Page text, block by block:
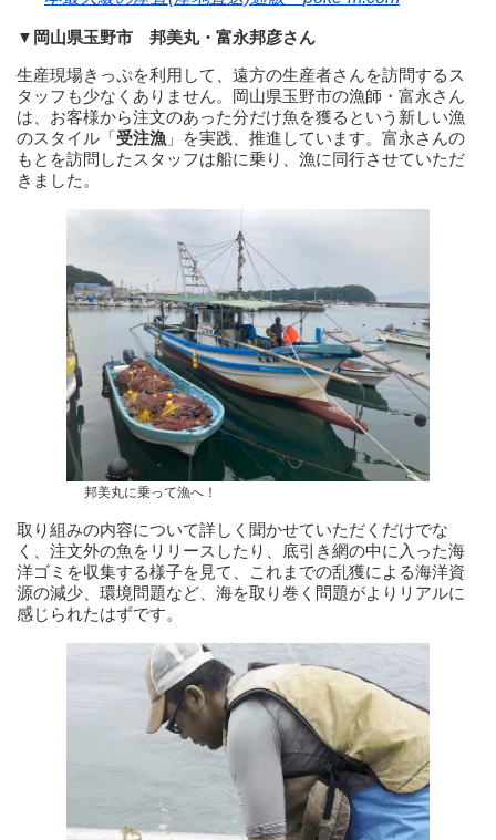
▼岡山県玉野市 邦美丸・富永邦彦さん
生産現場きっぷを利用して、遠方の生産者さんを訪問するス
タッフも少なくありません。岡山県玉野市の漁師・富永さん
は、お客様から注文のあった分だけ魚を獲るという新しい漁
のスタイル「受注漁 」を実践、推進しています。富永さんの
もとを訪問したスタッフは船に乗り、漁に同行させていただ
きました。
邦美丸に乗って漁へ！
取り組みの内容について詳しく聞かせていただくだけでな
く、注文外の魚をリリースしたり、底引き網の中に入った海
洋ゴミを収集する様子を見て、これまでの乱獲による海洋資
源の減少、環境問題など、海を取り巻く問題がよりリアルに
感じられたはずです。